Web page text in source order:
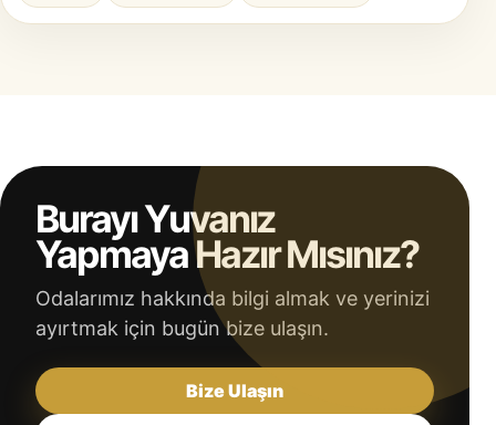
Burayı Yuvanız
Yapmaya Hazır Mısınız?
Odalarımız hakkında bilgi almak ve yerinizi
ayırtmak için bugün bize ulaşın.
Bize Ulaşın